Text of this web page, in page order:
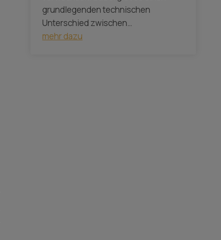
grundlegenden technischen
Unterschied zwischen…
mehr dazu